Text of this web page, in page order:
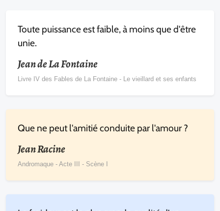
Toute puissance est faible, à moins que d'être
unie.
Jean de La Fontaine
Livre IV des Fables de La Fontaine - Le vieillard et ses enfants
Que ne peut l'amitié conduite par l'amour ?
Jean Racine
Andromaque - Acte III - Scène I